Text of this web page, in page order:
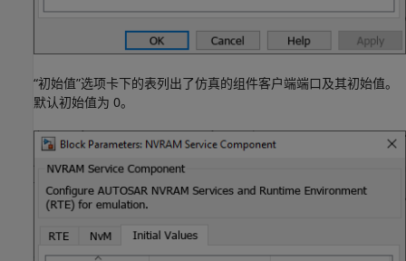
“初始值”选项卡下的表列出了仿真的组件客户端端口及其初始值。
默认初始值为 0。